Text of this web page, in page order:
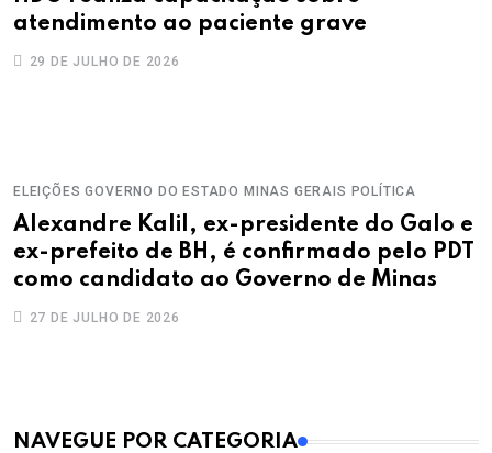
atendimento ao paciente grave
29 DE JULHO DE 2026
ELEIÇÕES GOVERNO DO ESTADO MINAS GERAIS POLÍTICA
Alexandre Kalil, ex-presidente do Galo e
ex-prefeito de BH, é confirmado pelo PDT
como candidato ao Governo de Minas
27 DE JULHO DE 2026
MAIS VISTOS
NAVEGUE POR CATEGORIA